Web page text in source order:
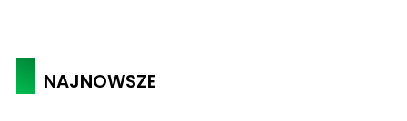
NAJNOWSZE